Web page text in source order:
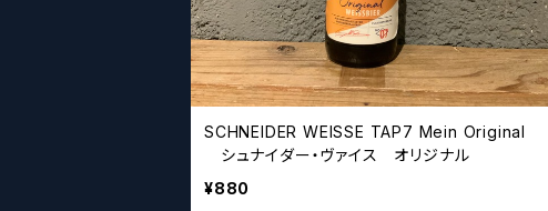
SCHNEIDER WEISSE TAP7 Mein Original
シュナイダー・ヴァイス オリジナル
¥880